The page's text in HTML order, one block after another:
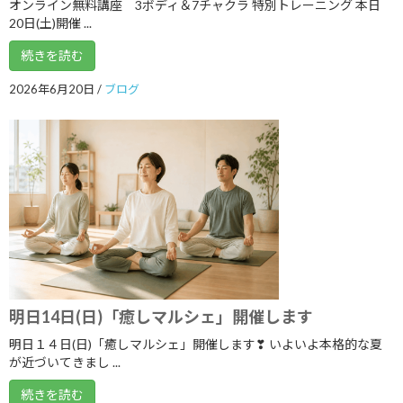
2021年8月
2021年7月
2021年6月
2021年4月
2021年3月
2021年2月
2021年1月
2020年12月
2020年11月
2020年10月
2020年9月
オンライン無料講座 3ボディ＆7チャクラ 特別トレーニング 本日
20日(土)開催 ...
続きを読む
2026年6月20日 / ブログ
明日14日(日)「癒しマルシェ」開催します
明日１４日(日)「癒しマルシェ」開催します❣ いよいよ本格的な夏
が近づいてきまし ...
続きを読む